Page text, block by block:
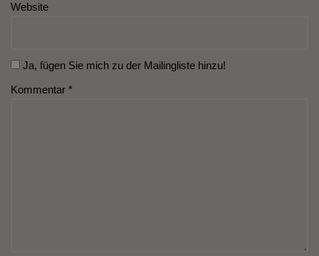
Website
Ja, fügen Sie mich zu der Mailingliste hinzu!
Kommentar *